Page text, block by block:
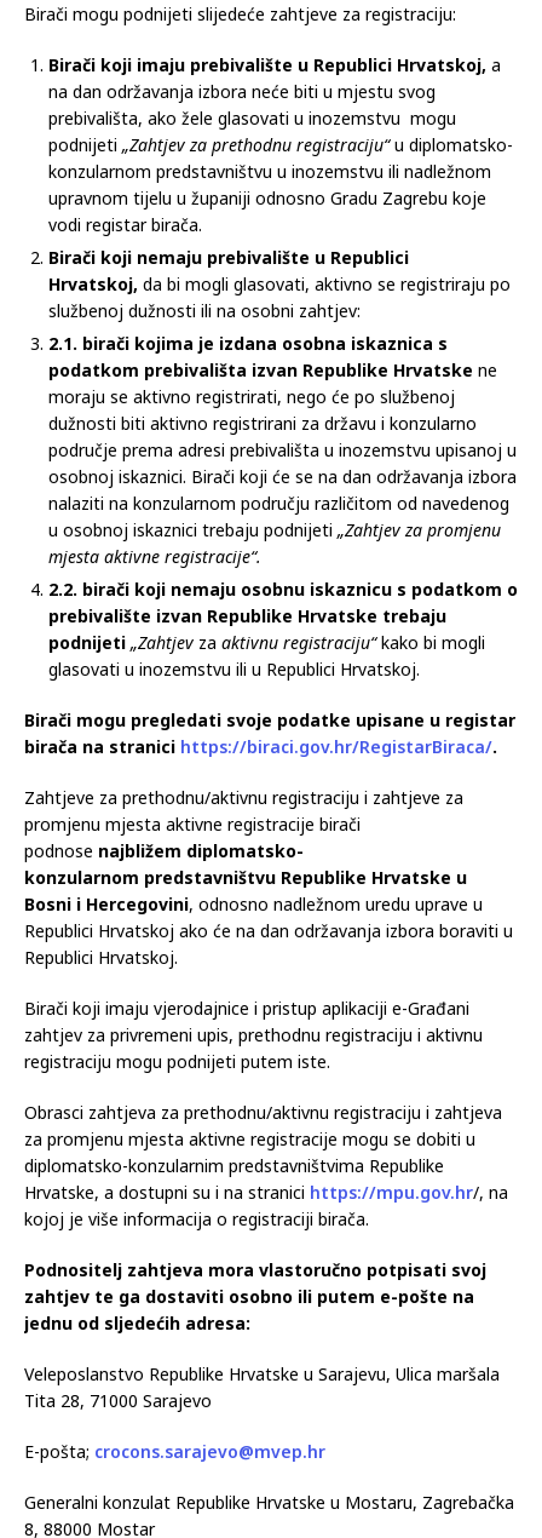
Birači mogu podnijeti slijedeće zahtjeve za registraciju:
Birači koji imaju prebivalište u Republici Hrvatskoj, a
na dan održavanja izbora neće biti u mjestu svog
prebivališta, ako žele glasovati u inozemstvu mogu
podnijeti „Zahtjev za prethodnu registraciju“u diplomatsko-
konzularnom predstavništvu u inozemstvu ili nadležnom
upravnom tijelu u županiji odnosno Gradu Zagrebu koje
vodi registar birača.
Birači koji nemaju prebivalište u Republici
Hrvatskoj, da bi mogli glasovati, aktivno se registriraju po
službenoj dužnosti ili na osobni zahtjev:
2.1. birači kojima je izdana osobna iskaznica s
podatkom prebivališta izvan Republike Hrvatske ne
moraju se aktivno registrirati, nego će po službenoj
dužnosti biti aktivno registrirani za državu i konzularno
područje prema adresi prebivališta u inozemstvu upisanoj u
osobnoj iskaznici. Birači koji će se na dan održavanja izbora
nalaziti na konzularnom području različitom od navedenog
u osobnoj iskaznici trebaju podnijeti „Zahtjev za promjenu
mjesta aktivne registracije“.
2.2. birači koji nemaju osobnu iskaznicu s podatkom o
prebivalište izvan Republike Hrvatske trebaju
podnijeti „Zahtjev za aktivnu registraciju“kako bi mogli
glasovati u inozemstvu ili u Republici Hrvatskoj.
Birači mogu pregledati svoje podatke upisane u registar
birača na stranici https://biraci.gov.hr/RegistarBiraca/.
Zahtjeve za prethodnu/aktivnu registraciju i zahtjeve za
promjenu mjesta aktivne registracije birači
podnose najbližem diplomatsko-
konzularnom predstavništvu Republike Hrvatske u
Bosni i Hercegovini, odnosno nadležnom uredu uprave u
Republici Hrvatskoj ako će na dan održavanja izbora boraviti u
Republici Hrvatskoj.
Birači koji imaju vjerodajnice i pristup aplikaciji e-Građani
zahtjev za privremeni upis, prethodnu registraciju i aktivnu
registraciju mogu podnijeti putem iste.
Obrasci zahtjeva za prethodnu/aktivnu registraciju i zahtjeva
za promjenu mjesta aktivne registracije mogu se dobiti u
diplomatsko-konzularnim predstavništvima Republike
Hrvatske, a dostupni su i na stranici https://mpu.gov.hr/, na
kojoj je više informacija o registraciji birača.
Podnositelj zahtjeva mora vlastoručno potpisati svoj
zahtjev te ga dostaviti osobno ili putem e-pošte na
jednu od sljedećih adresa:
Veleposlanstvo Republike Hrvatske u Sarajevu, Ulica maršala
Tita 28, 71000 Sarajevo
E-pošta; crocons.sarajevo@mvep.hr
Generalni konzulat Republike Hrvatske u Mostaru, Zagrebačka
8, 88000 Mostar